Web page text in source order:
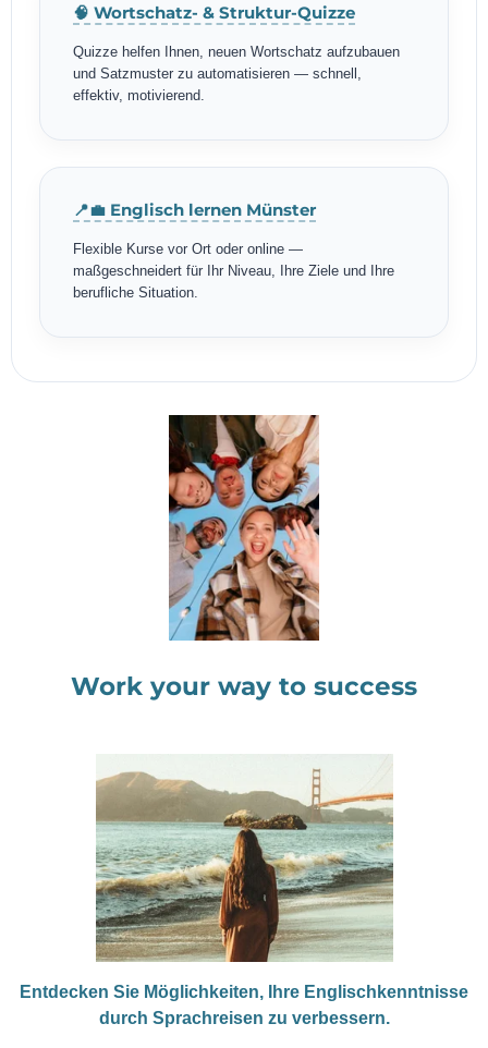
🧠 Wortschatz- & Struktur-Quizze
Quizze helfen Ihnen, neuen Wortschatz aufzubauen
und Satzmuster zu automatisieren — schnell,
effektiv, motivierend.
📍💼 Englisch lernen Münster
Flexible Kurse vor Ort oder online —
maßgeschneidert für Ihr Niveau, Ihre Ziele und Ihre
berufliche Situation.
Work your way to success
Entdecken Sie Möglichkeiten, Ihre Englischkenntnisse
durch Sprachreisen zu verbessern.